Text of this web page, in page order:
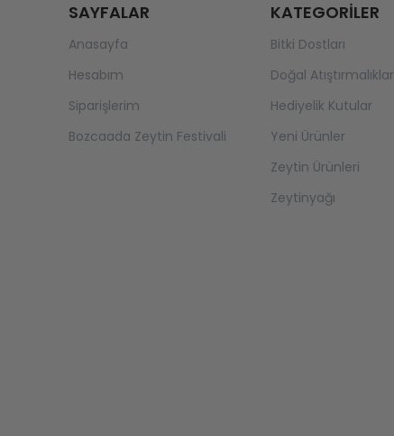
SAYFALAR
Anasayfa
Hesabım
Siparişlerim
Bozcaada Zeytin Festivali
KATEGORİLER
Bitki Dostları
Doğal Atıştırmalıklar
Hediyelik Kutular
Yeni Ürünler
Zeytin Ürünleri
Zeytinyağı